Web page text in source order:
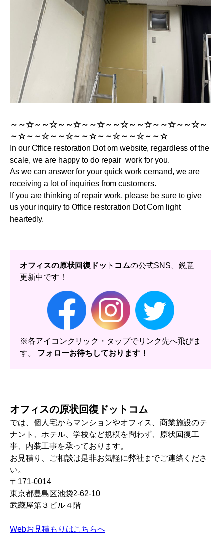
～～☆～～☆～～☆～～☆～～☆～～☆～～☆～～☆～
～☆～～☆～～☆～～☆～～☆～～☆～～☆
In our Office restoration Dot om website, regardless of the
scale, we are happy to do repair work for you.
As we can answer for your quick work demand, we are
receiving a lot of inquiries from customers.
If you are thinking of repair work, please be sure to give
us your inquiry to Office restoration Dot Com light
heartedly.
オフィスの原状回復ドットコムの公式SNS、鋭意
更新中です！
※各アイコンクリック・タップでリンク先へ飛びま
す。 フォローお待ちしております！
オフィスの原状回復ドットコム
では、個人宅からマンションやオフィス、商業施設のテ
ナント、ホテル、学校など規模を問わず、原状回復工
事、内装工事を承っております。
お見積り、ご相談は是非お気軽に弊社までご連絡くださ
い。
〒171-0014
東京都豊島区池袋2-62-10
武藏屋第３ビル４階
Webお見積もりはこちらへ